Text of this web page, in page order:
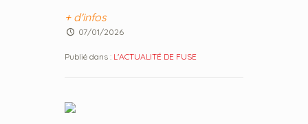
+ d'infos
07/01/2026
Publié dans : L'ACTUALITÉ DE FUSE